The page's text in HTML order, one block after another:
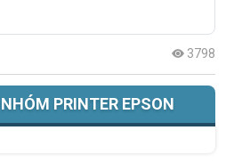
3798
PRINTER EPSON